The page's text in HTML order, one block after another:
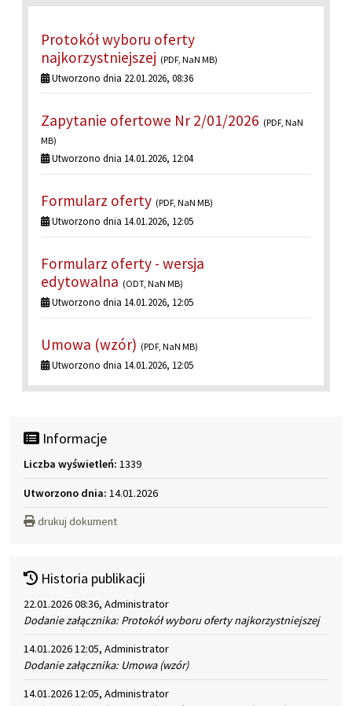
Protokół wyboru oferty
najkorzystniejszej (PDF, NaN MB)
Utworzono dnia 22.01.2026, 08:36
Zapytanie ofertowe Nr 2/01/2026 (PDF, NaN
MB)
Utworzono dnia 14.01.2026, 12:04
Formularz oferty (PDF, NaN MB)
Utworzono dnia 14.01.2026, 12:05
Formularz oferty - wersja
edytowalna (ODT, NaN MB)
Utworzono dnia 14.01.2026, 12:05
Umowa (wzór) (PDF, NaN MB)
Utworzono dnia 14.01.2026, 12:05
Informacje
Liczba wyświetleń: 1339
Utworzono dnia: 14.01.2026
drukuj dokument
Historia publikacji
22.01.2026 08:36, Administrator
Dodanie załącznika: Protokół wyboru oferty najkorzystniejszej
14.01.2026 12:05, Administrator
Dodanie załącznika: Umowa (wzór)
14.01.2026 12:05, Administrator